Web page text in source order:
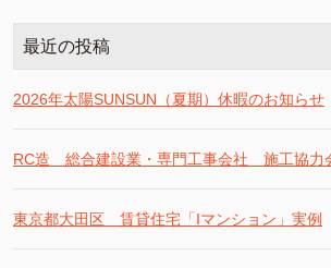
最近の投稿
2026年太陽SUNSUN（夏期）休暇のお知らせ
RC造 総合建設業・専門工事会社 施工協力
東京都大田区 賃貸住宅「Iマンション」実例